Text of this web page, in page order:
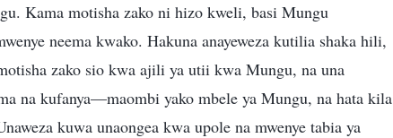
Kama motisha zako ni hizo kweli, basi Mungu
neema kwako. Hakuna anayeweza kutilia shaka hili,
zako sio kwa ajili ya utii kwa Mungu, na una
na kufanya—maombi yako mbele ya Mungu, na hata kila
kuwa unaongea kwa upole na mwenye tabia ya